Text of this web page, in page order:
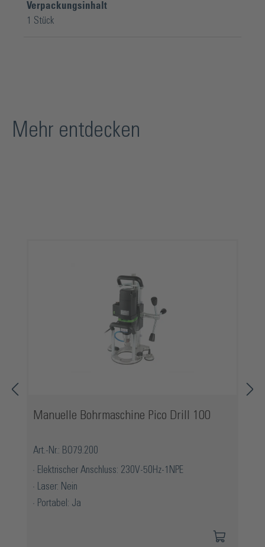
Verpackungsinhalt
1 Stück
Mehr entdecken
Manuelle Bohrmaschine Pico Drill 100
Art.-Nr.: BO79.200
Elektrischer Anschluss: 230V-50Hz-1NPE
Laser: Nein
Portabel: Ja